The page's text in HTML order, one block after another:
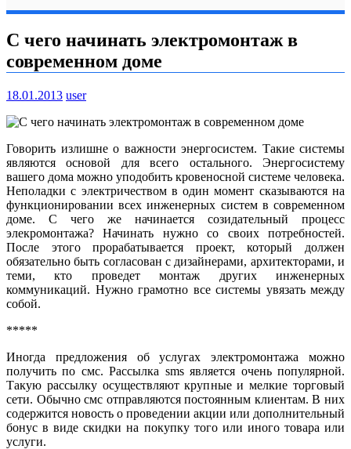
С чего начинать электромонтаж в
современном доме
18.01.2013 user
Говорить излишне о важности энергосистем. Такие системы
являются основой для всего остального. Энергосистему
вашего дома можно уподобить кровеносной системе человека.
Неполадки с электричеством в один момент сказываются на
функционировании всех инженерных систем в современном
доме. С чего же начинается созидательный процесс
элекромонтажа? Начинать нужно со своих потребностей.
После этого прорабатывается проект, который должен
обязательно быть согласован с дизайнерами, архитекторами, и
теми, кто проведет монтаж других инженерных
коммуникаций. Нужно грамотно все системы увязать между
собой.
*****
Иногда предложения об услугах электромонтажа можно
получить по смс. Рассылка sms является очень популярной.
Такую рассылку осуществляют крупные и мелкие торговый
сети. Обычно смс отправляются постоянным клиентам. В них
содержится новость о проведении акции или дополнительный
бонус в виде скидки на покупку того или иного товара или
услуги.